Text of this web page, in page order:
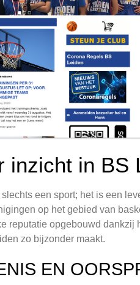
inzicht in BS
een sport; het is een
op het gebied van
reputatie opgebouwd
zo bijzonder maakt.
EN